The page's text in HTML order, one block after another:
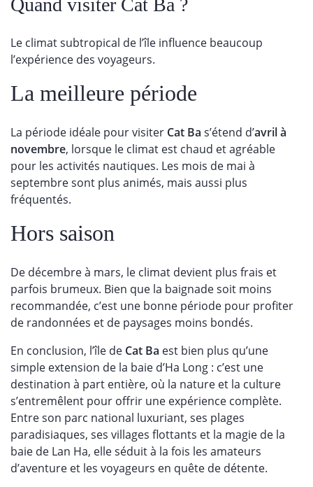
Quand visiter Cat Ba ?
Le climat subtropical de l’île influence beaucoup
l’expérience des voyageurs.
La meilleure période
La période idéale pour visiter Cat Ba s’étend d’avril à
novembre, lorsque le climat est chaud et agréable
pour les activités nautiques. Les mois de mai à
septembre sont plus animés, mais aussi plus
fréquentés.
Hors saison
De décembre à mars, le climat devient plus frais et
parfois brumeux. Bien que la baignade soit moins
recommandée, c’est une bonne période pour profiter
de randonnées et de paysages moins bondés.
En conclusion, l’île de Cat Ba est bien plus qu’une
simple extension de la baie d’Ha Long : c’est une
destination à part entière, où la nature et la culture
s’entremêlent pour offrir une expérience complète.
Entre son parc national luxuriant, ses plages
paradisiaques, ses villages flottants et la magie de la
baie de Lan Ha, elle séduit à la fois les amateurs
d’aventure et les voyageurs en quête de détente.